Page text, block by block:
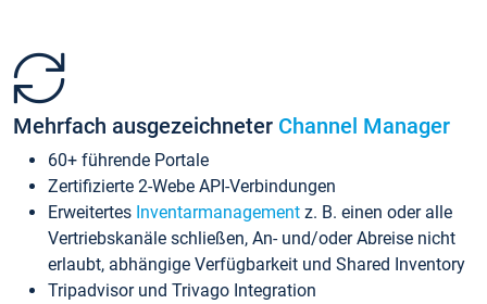
Mehrfach ausgezeichneter Channel Manager
60+ führende Portale
Zertifizierte 2-Webe API-Verbindungen
Erweitertes Inventarmanagement z. B. einen oder alle
Vertriebskanäle schließen, An- und/oder Abreise nicht
erlaubt, abhängige Verfügbarkeit und Shared Inventory
Tripadvisor und Trivago Integration